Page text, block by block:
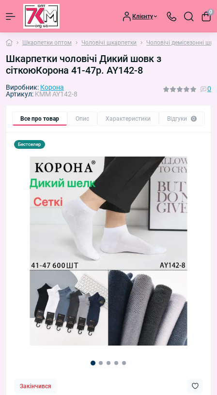
Клієнту
0
Шкарпетки оптом Чоловічі шкарпетки Чоловічі демісезонні
Шкарпетки чоловічі Дикий шовк з
сіткоюКорона 41-47р. AY142-8
Виробник: Корона
Артикул: KMM AY142-8
0
Все про товар Опис Характеристики Відгуки 0
Бестселер
Закінчився